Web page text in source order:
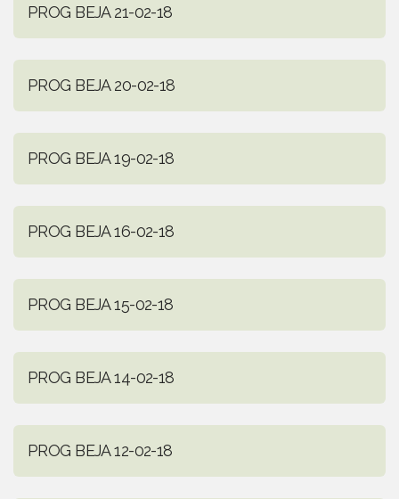
PROG BEJA 21-02-18
PROG BEJA 20-02-18
PROG BEJA 19-02-18
PROG BEJA 16-02-18
PROG BEJA 15-02-18
PROG BEJA 14-02-18
PROG BEJA 12-02-18